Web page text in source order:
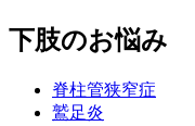
下肢のお悩み
脊柱管狭窄症
鷲足炎